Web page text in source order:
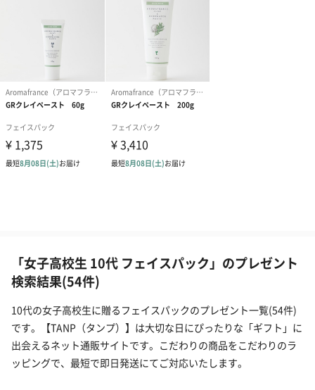
「女子高校生 10代 フェイスパック」のプレゼント
検索結果(54件)
10代の女子高校生に贈るフェイスパックのプレゼント一覧(54件)
です。【TANP（タンプ）】は大切な日にぴったりな「ギフト」に
出会えるネット通販サイトです。こだわりの商品をこだわりのラ
ッピングで、最短で即日発送にてご対応いたします。